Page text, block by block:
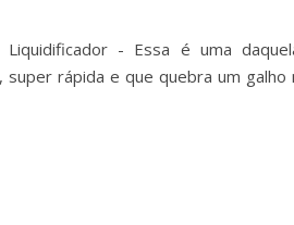
- Essa é uma
rápida e que quebra um galho